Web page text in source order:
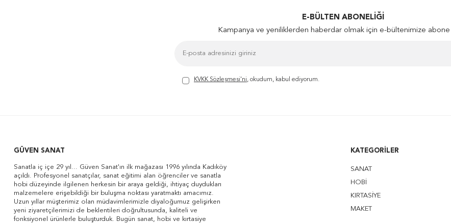
E-BÜLTEN ABONELIĞI
Kampanya ve yeniliklerden haberdar olmak için e-bültenimize abone
KVKK Sözleşmesi'ni, okudum, kabul ediyorum.
GÜVEN SANAT
Sanatla iç içe 29 yıl... Güven Sanat'ın ilk mağazası 1996 yılında Kadıköy
açıldı. Profesyonel sanatçılar, sanat eğitimi alan öğrenciler ve sanatla
hobi düzeyinde ilgilenen herkesin bir araya geldiği, ihtiyaç duydukları
malzemelere erişebildiği bir buluşma noktası yaratmaktı amacımız.
Uzun yıllar müşterimiz olan müdavimlerimizle diyaloğumuz gelişirken
yeni ziyaretçilerimizi de beklentileri doğrultusunda, kaliteli ve
fonksiyonel ürünlerle buluşturduk. Bugün sanat, hobi ve kırtasiye
KATEGORILER
SANAT
HOBİ
KIRTASİYE
MAKET